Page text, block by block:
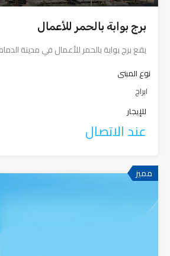
برج بوابة بالحمر للأعمال
يقع برج بوابة بالحمر للأعمال في مدينة
نوع المبنى
ابراج
للإيجار
عند الاتصال
مميز